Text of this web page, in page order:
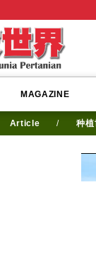
MAGAZINE
Article / 种植